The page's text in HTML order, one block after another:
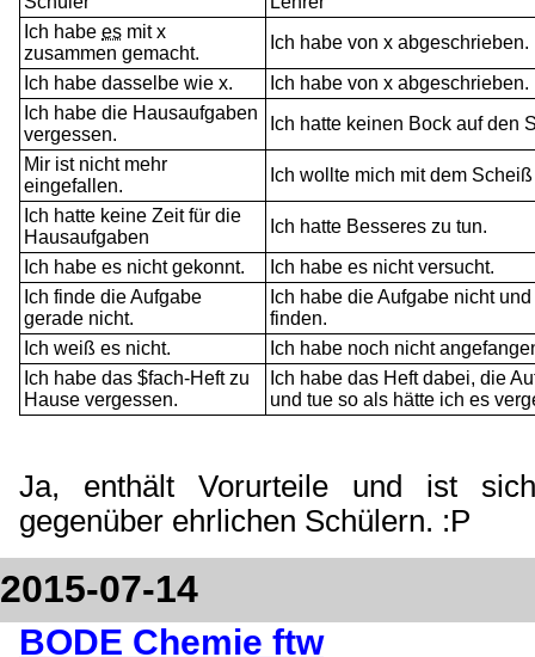
Ich habees mit x
zusammen gemacht.
Ich habe von x abgeschrieben.
Ich habe dasselbe wie x.
Ich habe von x abgeschrieben.
Ich habe die Hausaufgaben
vergessen.
Ich hatte keinen Bock auf den
Mir ist nicht mehr
eingefallen.
Ich wollte mich mit dem
Ich hatte keine Zeit für die
Hausaufgaben
Ich hatte Besseres zu tun.
Ich habe es nicht gekonnt.
Ich habe es nicht versucht.
Ich finde die Aufgabe
gerade nicht.
Ich habe die Aufgabe nicht
finden.
Ich weiß es nicht.
Ich habe noch nicht
Ich habe das $fach-Heft zu
Hause vergessen.
Ich habe das Heft dabei, die
und tue so als hätte ich es
Ja, enthält Vorurteile und ist
gegenüber ehrlichen Schülern. :P
2015-07-14
BODE Chemie ftw